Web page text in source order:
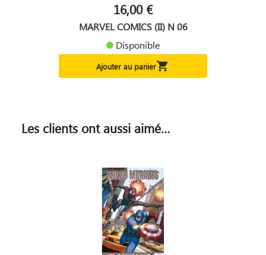
16,00 €
MARVEL COMICS (II) N 06
Disponible
Ajouter au panier
Les clients ont aussi aimé…